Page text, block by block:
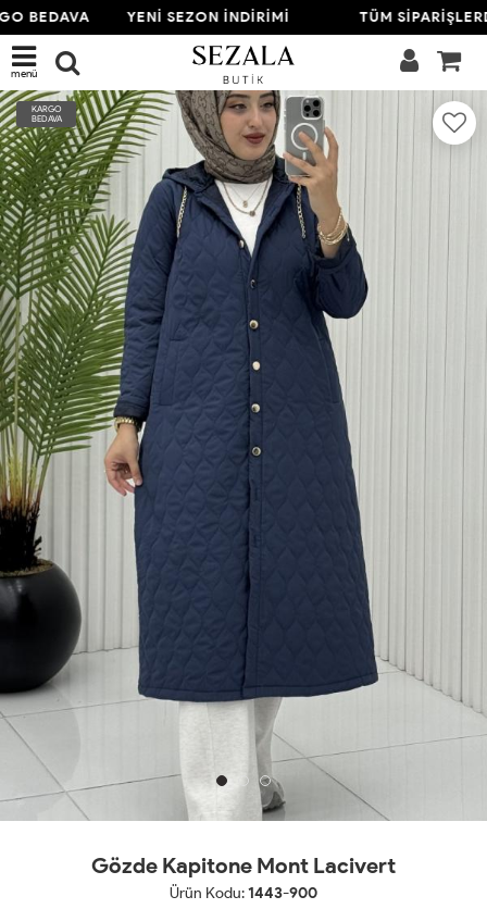
BEDAVA YENİ SEZON İNDİRİMİ TÜM
menü
KARGO
BEDAVA
Gözde Kapitone Mont Lacivert
Ürün Kodu:1443-900